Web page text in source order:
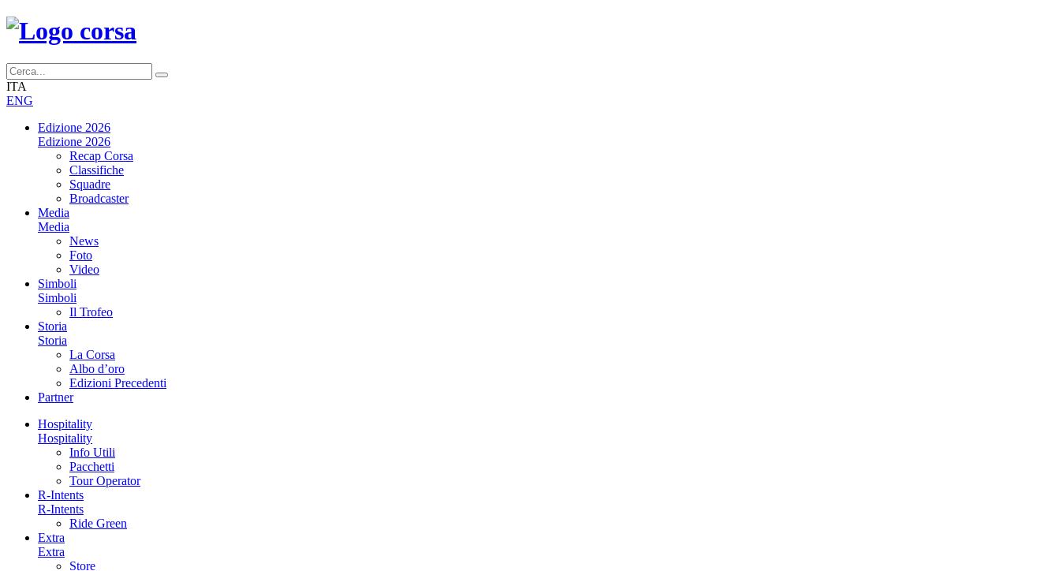
ITA
ENG
Edizione 2026
Edizione 2026
Recap Corsa
Classifiche
Squadre
Broadcaster
Media
Media
News
Foto
Video
Simboli
Simboli
Il Trofeo
Storia
Storia
La Corsa
Albo d’oro
Edizioni Precedenti
Partner
Hospitality
Hospitality
Info Utili
Pacchetti
Tour Operator
R-Intents
R-Intents
Ride Green
Extra
Extra
Store